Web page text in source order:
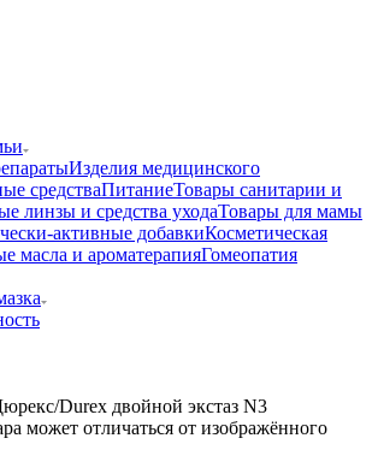
Изделия медицинского
средстваПитаниеТовары санитарии и
линзы и средства уходаТовары для мамы
активные добавкиКосметическая
масла и ароматерапияГомеопатия
Durex двойной экстаз N3
может отличаться от изображённого